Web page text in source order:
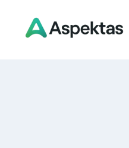
content